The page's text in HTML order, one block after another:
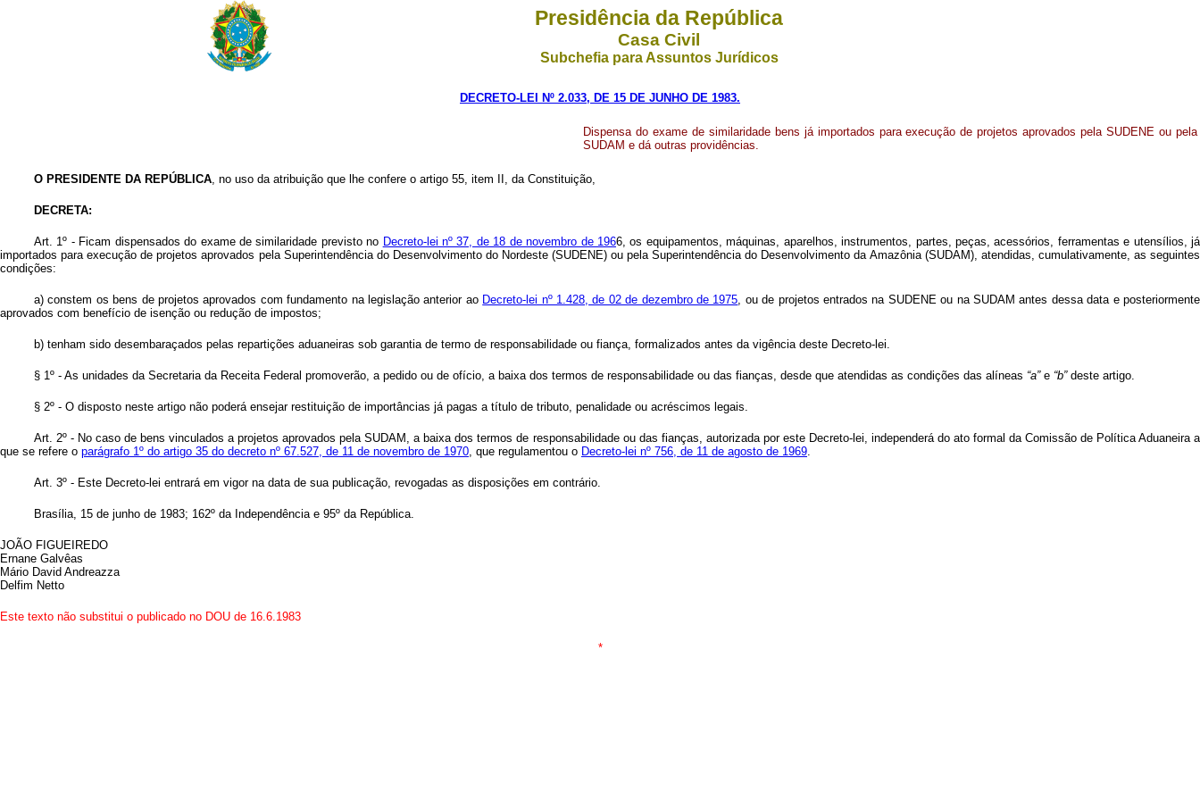
Presidência da República
Casa Civil
Subchefia para Assuntos Jurídicos
DECRETO-LEI Nº 2.033, DE 15 DE JUNHO DE 1983.
Dispensa do exame de similaridade bens já importados para execução de projetos aprovados pela SUDENE ou pela
SUDAM e dá outras providências.
O PRESIDENTE DA REPÚBLICA, no uso da atribuição que lhe confere o artigo 55, item II, da Constituição,
DECRETA:
Art. 1º - Ficam dispensados do exame de similaridade previsto no Decreto-lei nº 37, de 18 de novembro de 1966, os equipamentos, máquinas, aparelhos, instrumentos, partes, peças, acessórios, ferramentas e utensílios, já
importados para execução de projetos aprovados pela Superintendência do Desenvolvimento do Nordeste (SUDENE) ou pela Superintendência do Desenvolvimento da Amazônia (SUDAM), atendidas, cumulativamente, as seguintes
condições:
a) constem os bens de projetos aprovados com fundamento na legislação anterior ao Decreto-lei nº 1.428, de 02 de dezembro de 1975, ou de projetos entrados na SUDENE ou na SUDAM antes dessa data e posteriormente
aprovados com benefício de isenção ou redução de impostos;
b) tenham sido desembaraçados pelas repartições aduaneiras sob garantia de termo de responsabilidade ou fiança, formalizados antes da vigência deste Decreto-lei.
§ 1º - As unidades da Secretaria da Receita Federal promoverão, a pedido ou de ofício, a baixa dos termos de responsabilidade ou das fianças, desde que atendidas as condições das alíneas “a” e “b” deste artigo.
§ 2º - O disposto neste artigo não poderá ensejar restituição de importâncias já pagas a título de tributo, penalidade ou acréscimos legais.
Art. 2º - No caso de bens vinculados a projetos aprovados pela SUDAM, a baixa dos termos de responsabilidade ou das fianças, autorizada por este Decreto-lei, independerá do ato formal da Comissão de Política Aduaneira a
que se refere o parágrafo 1º do artigo 35 do decreto nº 67.527, de 11 de novembro de 1970, que regulamentou o Decreto-lei nº 756, de 11 de agosto de 1969.
Art. 3º - Este Decreto-lei entrará em vigor na data de sua publicação, revogadas as disposições em contrário.
Brasília, 15 de junho de 1983; 162º da Independência e 95º da República.
JOÃO FIGUEIREDO
Ernane Galvêas
Mário David Andreazza
Delfim Netto
Este texto não substitui o publicado no DOU de 16.6.1983
*